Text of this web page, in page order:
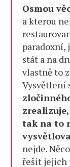
Osmou
a kterou
paradoxní,
stát a na
vlastně to
Vysvětlení
tak na to
nejde.
řešit jejich